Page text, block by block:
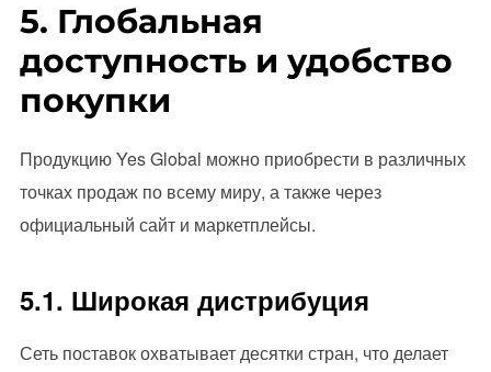
5. Глобальная
доступность и удобство
покупки
Продукцию Yes Global можно приобрести в различных
точках продаж по всему миру, а также через
официальный сайт и маркетплейсы.
5.1. Широкая дистрибуция
Сеть поставок охватывает десятки стран, что делает